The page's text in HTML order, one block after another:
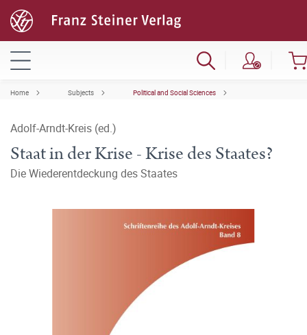
Home Subjects Political and Social Sciences
Adolf-Arndt-Kreis (ed.)
Staat in der Krise - Krise des Staates?
Die Wiederentdeckung des Staates